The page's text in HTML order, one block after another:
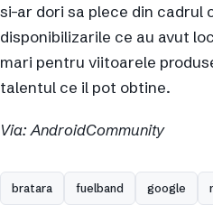
si-ar dori sa plece din cadrul
disponibilizarile ce au avut
mari pentru viitoarele
talentul ce il pot obtine.
Via: AndroidCommunity
bratara fuelband google